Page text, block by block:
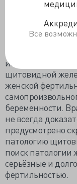
Все
невозможное
Специалисты
исследование по
щитовидной
женской
беременности.
не всегда
предусмотрено
патологию
поиск
серьёзные и
фертильностью.